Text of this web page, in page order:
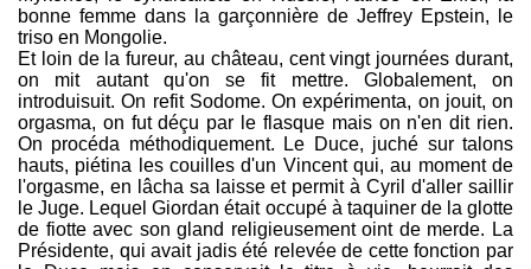
bonne femme dans la garçonnière de Jeffrey Epstein, le
triso en Mongolie.
Et loin de la fureur, au château, cent vingt journées durant,
on mit autant qu'on se fit mettre. Globalement, on
introduisuit. On refit Sodome. On expérimenta, on jouit, on
orgasma, on fut déçu par le flasque mais on n'en dit rien.
On procéda méthodiquement. Le Duce, juché sur talons
hauts, piétina les couilles d'un Vincent qui, au moment de
l'orgasme, en lâcha sa laisse et permit à Cyril d'aller saillir
le Juge. Lequel Giordan était occupé à taquiner de la glotte
de fiotte avec son gland religieusement oint de merde. La
Présidente, qui avait jadis été relevée de cette fonction par